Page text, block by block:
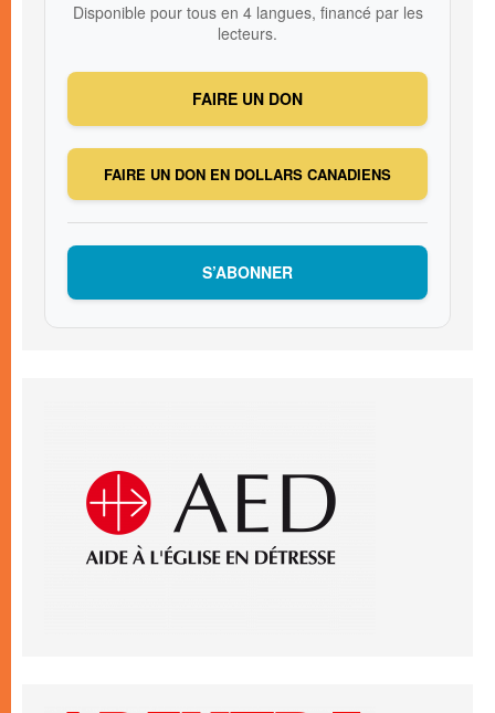
Disponible pour tous en 4 langues, financé par les
lecteurs.
FAIRE UN DON
FAIRE UN DON EN DOLLARS CANADIENS
S’ABONNER